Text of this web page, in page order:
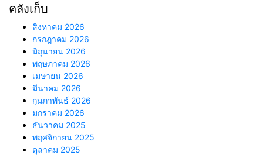
คลังเก็บ
สิงหาคม 2026
กรกฎาคม 2026
มิถุนายน 2026
พฤษภาคม 2026
เมษายน 2026
มีนาคม 2026
กุมภาพันธ์ 2026
มกราคม 2026
ธันวาคม 2025
พฤศจิกายน 2025
ตุลาคม 2025